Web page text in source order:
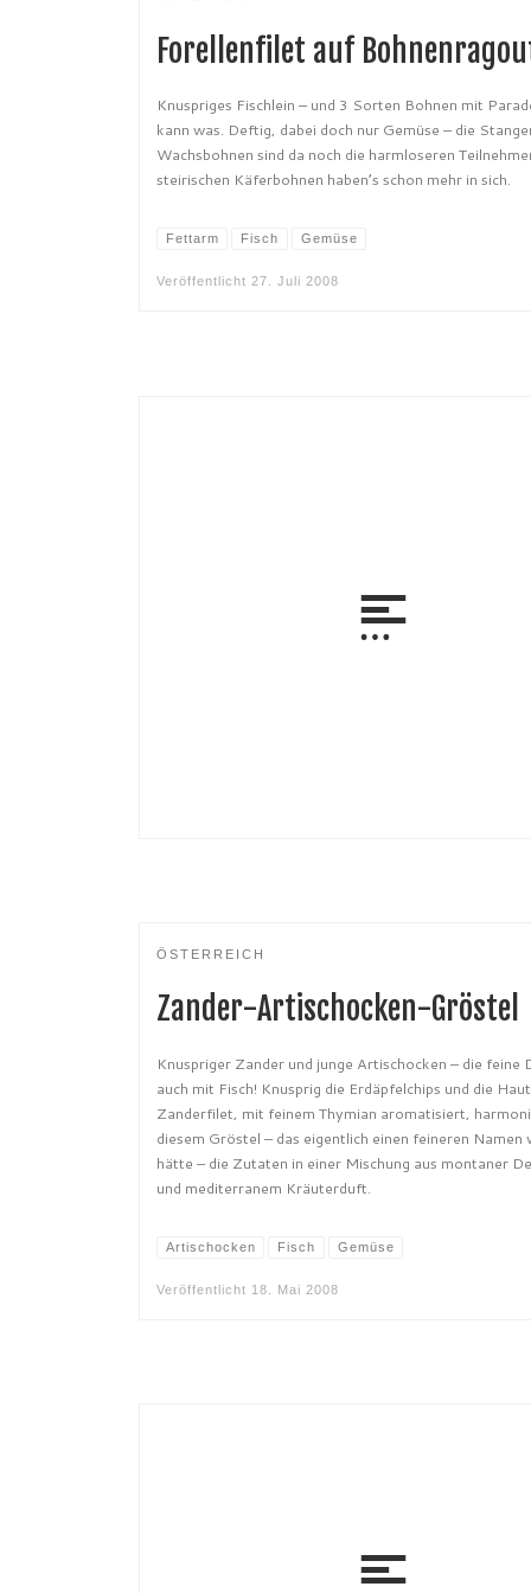
Forellenfilet auf
Knuspriges Fischlein – und 3 Sorten Bohnen mit
kann was. Deftig, dabei doch nur Gemüse – die
Wachsbohnen sind da noch die harmloseren
steirischen Käferbohnen haben’s schon mehr in sich.
Fettarm Fisch Gemüse
Veröffentlicht 27. Juli 2008
ÖSTERREICH
Zander-Artischocken-Gröstel
Knuspriger Zander und junge Artischocken – die feine
auch mit Fisch! Knusprig die Erdäpfelchips und die
Zanderfilet, mit feinem Thymian aromatisiert,
diesem Gröstel – das eigentlich einen feineren Namen
hätte – die Zutaten in einer Mischung aus montaner
und mediterranem Kräuterduft.
Artischocken Fisch Gemüse
Veröffentlicht 18. Mai 2008